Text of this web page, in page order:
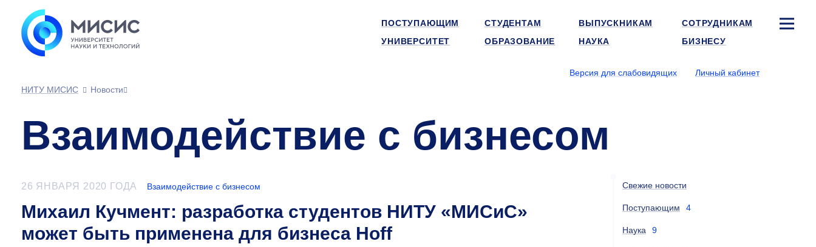
ПОСТУПАЮЩИМ СТУДЕНТАМ ВЫПУСКНИКАМ
СОТРУДНИКАМ
УНИВЕРСИТЕТ
ОБРАЗОВАНИЕ НАУКА БИЗНЕСУ
Версия для слабовидящих
Личный кабинет
НИТУ МИСИС
Новости
Взаимодействие с бизнесом
26 ЯНВАРЯ 2020 ГОДА Взаимодействие с бизнесом
Михаил Кучмент: разработка студентов НИТУ «МИСиС»
может быть применена для бизнеса Hoff
Свежие новости
Поступающим 4
Наука 9